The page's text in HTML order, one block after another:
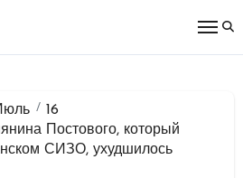
16
Постового, который
СИЗО, ухудшилось